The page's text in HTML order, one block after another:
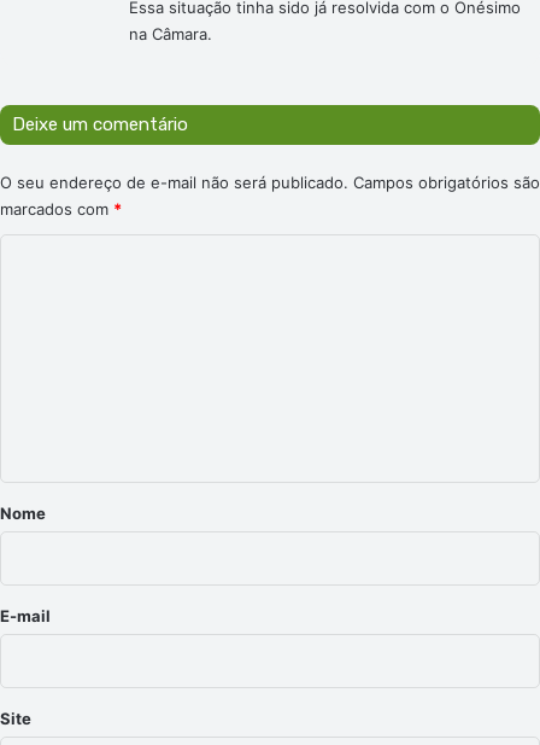
:
Essa situação tinha sido já resolvida com o Onésimo
na Câmara.
Deixe um comentário
O seu endereço de e-mail não será publicado. Campos obrigatórios são
marcados com *
r
o
*
Nome
E-mail
Site